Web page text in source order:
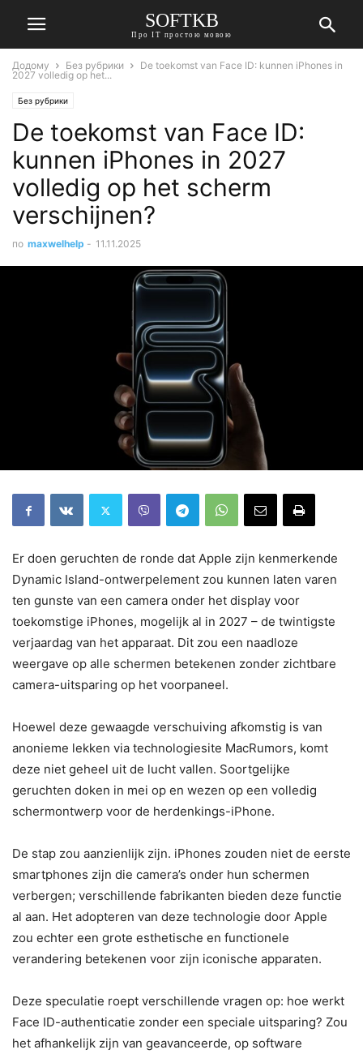
SOFTKB
Про ІТ простою мовою
Додому Без рубрики
De toekomst van Face ID: kunnen iPhones in
2027 volledig op het...
Без рубрики
De toekomst van Face ID:
kunnen iPhones in 2027
volledig op het scherm
verschijnen?
по maxwelhelp - 11.11.2025
Er doen geruchten de ronde dat Apple zijn kenmerkende
Dynamic Island-ontwerpelement zou kunnen laten varen
ten gunste van een camera onder het display voor
toekomstige iPhones, mogelijk al in 2027 – de twintigste
verjaardag van het apparaat. Dit zou een naadloze
weergave op alle schermen betekenen zonder zichtbare
camera-uitsparing op het voorpaneel.
Hoewel deze gewaagde verschuiving afkomstig is van
anonieme lekken via technologiesite MacRumors, komt
deze niet geheel uit de lucht vallen. Soortgelijke
geruchten doken in mei op en wezen op een volledig
schermontwerp voor de herdenkings-iPhone.
De stap zou aanzienlijk zijn. iPhones zouden niet de eerste
smartphones zijn die camera’s onder hun schermen
verbergen; verschillende fabrikanten bieden deze functie
al aan. Het adopteren van deze technologie door Apple
zou echter een grote esthetische en functionele
verandering betekenen voor zijn iconische apparaten.
Deze speculatie roept verschillende vragen op: hoe werkt
Face ID-authenticatie zonder een speciale uitsparing? Zou
het afhankelijk zijn van geavanceerde, op software